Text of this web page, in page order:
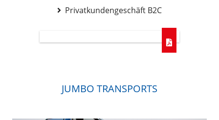
Privatkundengeschäft B2C
JUMBO TRANSPORTS